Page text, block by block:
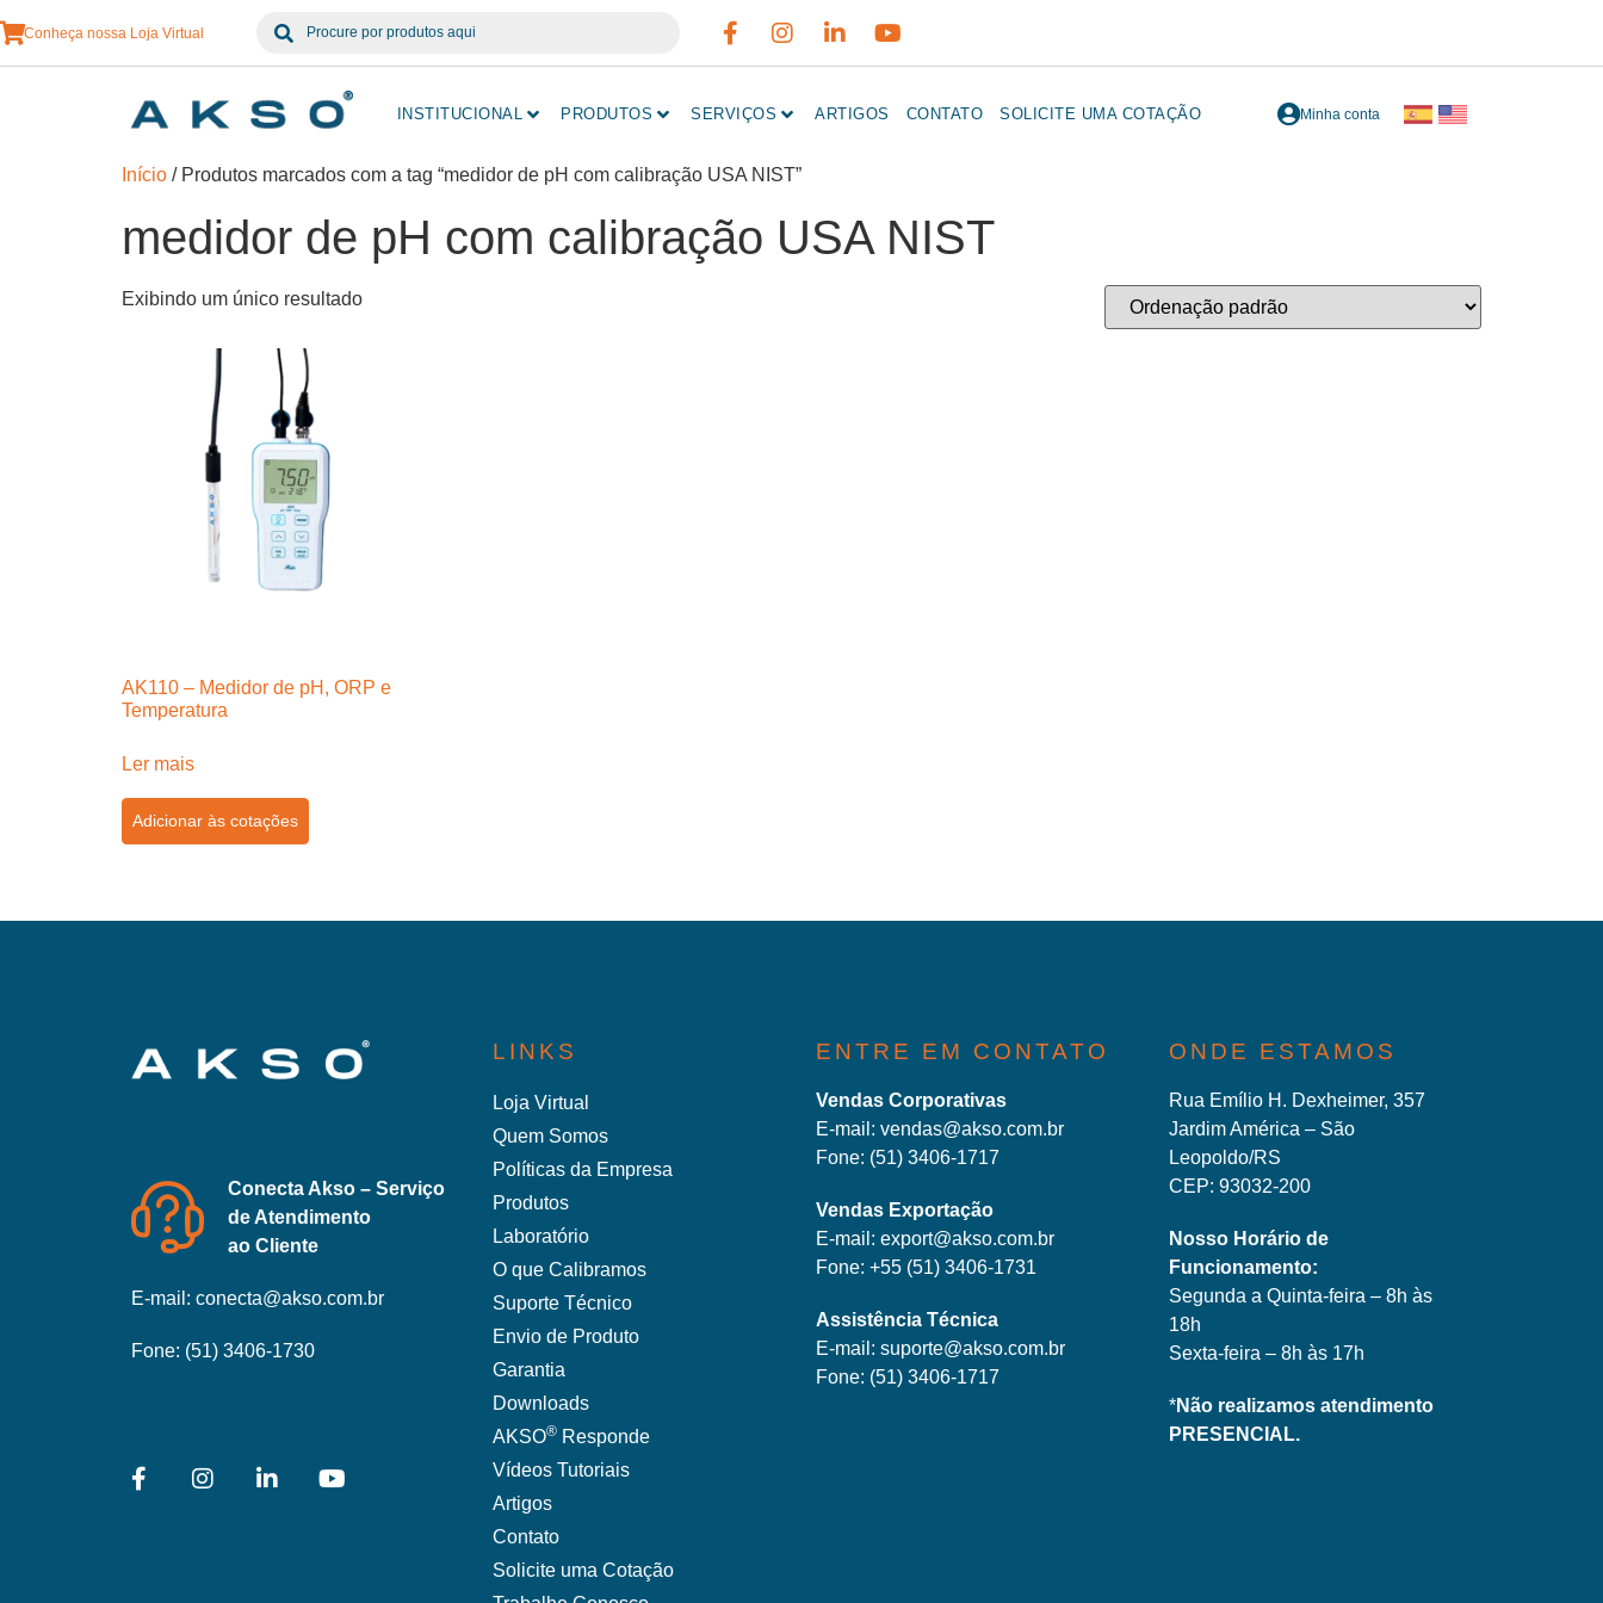
Conheça nossa Loja Virtual
INSTITUCIONAL PRODUTOS SERVIÇOS ARTIGOS CONTATO SOLICITE UMA COTAÇÃO Minha conta
Início / Produtos marcados com a tag “medidor de pH com calibração USA NIST”
medidor de pH com calibração USA NIST
Exibindo um único resultado
AK110 – Medidor de pH, ORP e
Temperatura
Ler mais
Adicionar às cotações
Conecta Akso – Serviço
de Atendimento
ao Cliente
E-mail: conecta@akso.com.br
Fone: (51) 3406-1730
LINKS
Loja Virtual
Quem Somos
Políticas da Empresa
Produtos
Laboratório
O que Calibramos
Suporte Técnico
Envio de Produto
Garantia
Downloads
AKSO® Responde
Vídeos Tutoriais
Artigos
Contato
Solicite uma Cotação
ENTRE EM CONTATO
Vendas Corporativas
E-mail:vendas@akso.com.br
Fone: (51) 3406-1717
Vendas Exportação
E-mail:export@akso.com.br
Fone:+55 (51) 3406-1731
Assistência Técnica
E-mail:suporte@akso.com.br
Fone: (51) 3406-1717
ONDE ESTAMOS
Rua Emílio H. Dexheimer, 357
Jardim América – São
Leopoldo/RS
CEP: 93032-200
Nosso Horário de
Funcionamento:
Segunda a Quinta-feira – 8h às
18h
Sexta-feira – 8h às 17h
*Não realizamos atendimento
PRESENCIAL.